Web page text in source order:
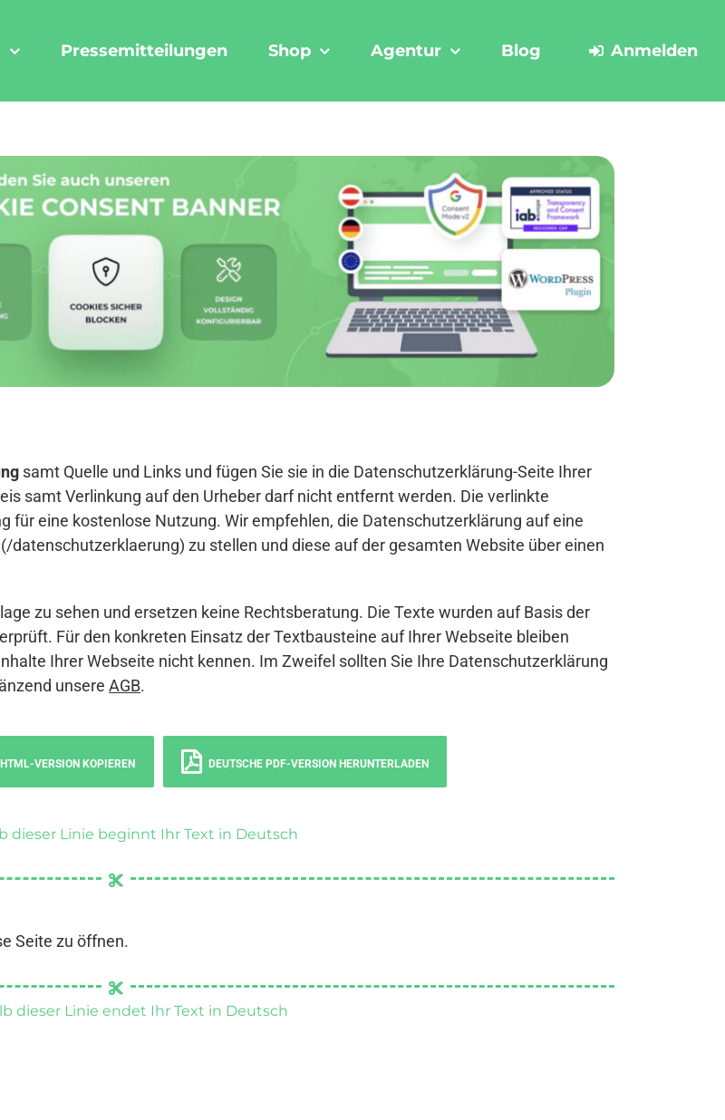
Pressemitteilungen Shop Agentur Blog Anmelden
samt Quelle und Links und fügen Sie sie in die Datenschutzerklärung-Seite Ihrer
samt Verlinkung auf den Urheber darf nicht entfernt werden. Die verlinkte
für eine kostenlose Nutzung. Wir empfehlen, die Datenschutzerklärung auf eine
datenschutzerklaerung) zu stellen und diese auf der gesamten Website über einen
zu sehen und ersetzen keine Rechtsberatung. Die Texte wurden auf Basis der
Für den konkreten Einsatz der Textbausteine auf Ihrer Webseite bleiben
Ihrer Webseite nicht kennen. Im Zweifel sollten Sie Ihre Datenschutzerklärung
unsere AGB.
VERSION KOPIEREN DEUTSCHE PDF-VERSION HERUNTERLADEN
dieser Linie beginnt Ihr Text in Deutsch
Seite zu öffnen.
dieser Linie endet Ihr Text in Deutsch